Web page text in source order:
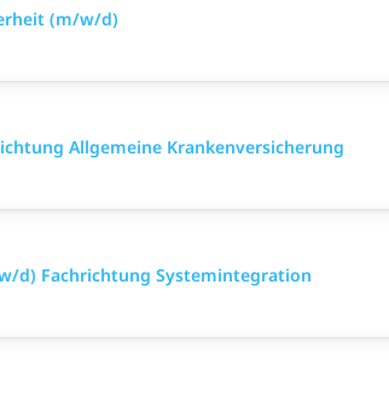
(m/w/d)
All­gemeine Kranken­versicher­ung
d) Fachrichtung Systemintegration